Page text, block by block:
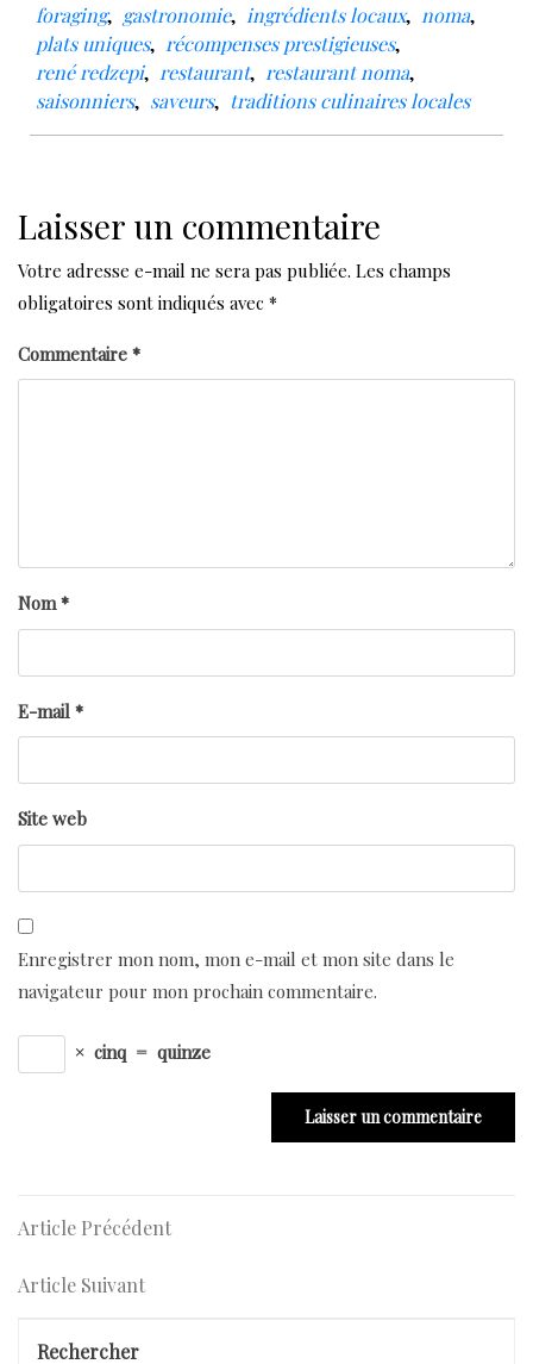
foraging, gastronomie, ingrédients locaux, noma,
plats uniques, récompenses prestigieuses,
rené redzepi, restaurant, restaurant noma,
saisonniers, saveurs, traditions culinaires locales
Laisser un commentaire
Votre adresse e-mail ne sera pas publiée. Les champs
obligatoires sont indiqués avec *
Commentaire *
Nom*
E-mail *
Site web
Enregistrer mon nom, mon e-mail et mon site dans le
navigateur pour mon prochain commentaire.
× cinq = quinze
Navigation
de
Article
Article Précédent
Article
Article Suivant
Rechercher